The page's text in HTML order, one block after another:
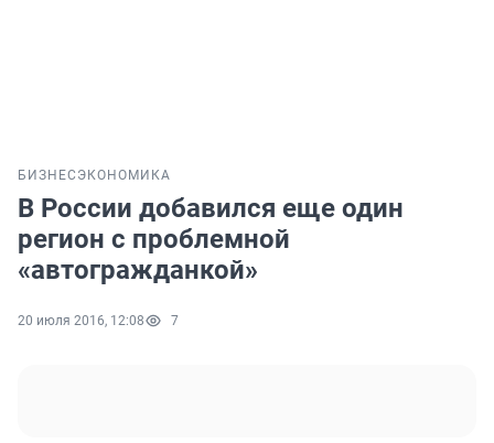
БИЗНЕС ЭКОНОМИКА
В России добавился еще один
регион с проблемной
«автогражданкой»
20 июля 2016, 12:08 7